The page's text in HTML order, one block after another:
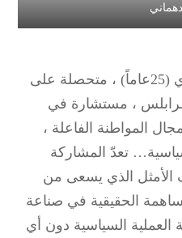
اسمي نهال الدهماني ، عمري (25عاماً) ، متحصلة على
، مستشارة في
المواطنة الفاعلة ،
تعدّ المشاركة
الأمثل الذي يسعى من
الحقيقية في صناعة
العملية السياسية دون أي